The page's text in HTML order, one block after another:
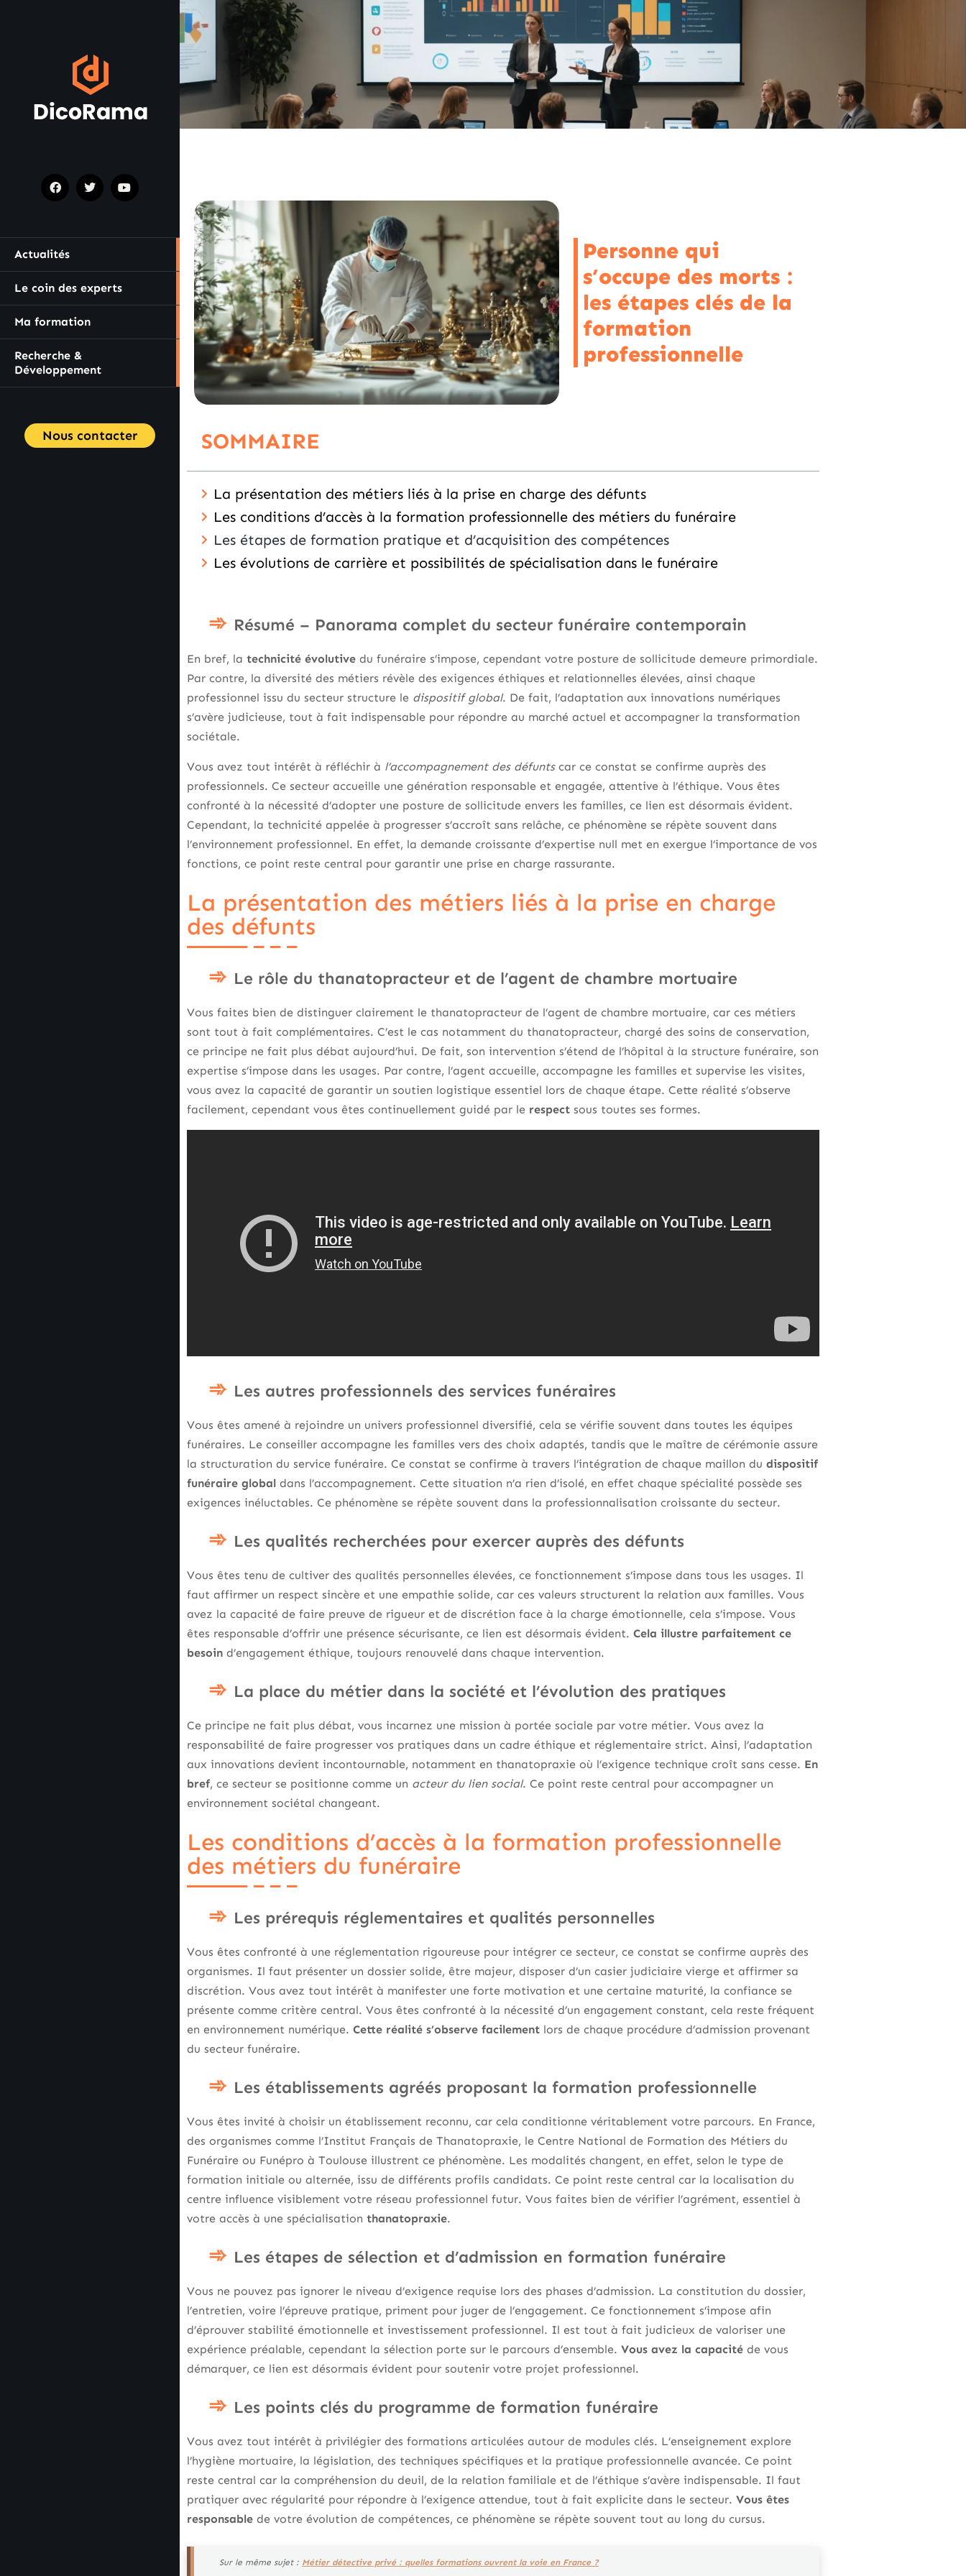
Actualités
Le coin des experts
Ma formation
Recherche &
Développement
Nous contacter
Personne qui
s’occupe des morts :
les étapes clés de la
formation
professionnelle
SOMMAIRE
La présentation des métiers liés à la prise en charge des défunts
Les conditions d’accès à la formation professionnelle des métiers du funéraire
Les étapes de formation pratique et d’acquisition des compétences
Les évolutions de carrière et possibilités de spécialisation dans le funéraire
Résumé – Panorama complet du secteur funéraire contemporain
En bref, la technicité évolutive du funéraire s’impose, cependant votre posture de sollicitude demeure primordiale.
Par contre, la diversité des métiers révèle des exigences éthiques et relationnelles élevées, ainsi chaque
professionnel issu du secteur structure le dispositif global. De fait, l’adaptation aux innovations numériques
s’avère judicieuse, tout à fait indispensable pour répondre au marché actuel et accompagner la transformation
sociétale.
Vous avez tout intérêt à réfléchir à l’accompagnement des défuntscar ce constat se confirme auprès des
professionnels. Ce secteur accueille une génération responsable et engagée, attentive à l’éthique. Vous êtes
confronté à la nécessité d’adopter une posture de sollicitude envers les familles, ce lien est désormais évident.
Cependant, la technicité appelée à progresser s’accroît sans relâche, ce phénomène se répète souvent dans
l’environnement professionnel. En effet, la demande croissante d’expertise null met en exergue l’importance de vos
fonctions, ce point reste central pour garantir une prise en charge rassurante.
La présentation des métiers liés à la prise en charge
des défunts
Le rôle du thanatopracteur et de l’agent de chambre mortuaire
Vous faites bien de distinguer clairement le thanatopracteur de l’agent de chambre mortuaire, car ces métiers
sont tout à fait complémentaires. C’est le cas notamment du thanatopracteur, chargé des soins de conservation,
ce principe ne fait plus débat aujourd’hui. De fait, son intervention s’étend de l’hôpital à la structure funéraire, son
expertise s’impose dans les usages. Par contre, l’agent accueille, accompagne les familles et supervise les visites,
vous avez la capacité de garantir un soutien logistique essentiel lors de chaque étape. Cette réalité s’observe
facilement, cependant vous êtes continuellement guidé par le respect sous toutes ses formes.
Les autres professionnels des services funéraires
Vous êtes amené à rejoindre un univers professionnel diversifié, cela se vérifie souvent dans toutes les équipes
funéraires. Le conseiller accompagne les familles vers des choix adaptés, tandis que le maître de cérémonie assure
la structuration du service funéraire. Ce constat se confirme à travers l’intégration de chaque maillon du dispositif
funéraire global dans l’accompagnement. Cette situation n’a rien d’isolé, en effet chaque spécialité possède ses
exigences inéluctables. Ce phénomène se répète souvent dans la professionnalisation croissante du secteur.
Les qualités recherchées pour exercer auprès des défunts
Vous êtes tenu de cultiver des qualités personnelles élevées, ce fonctionnement s’impose dans tous les usages. Il
faut affirmer un respect sincère et une empathie solide, car ces valeurs structurent la relation aux familles. Vous
avez la capacité de faire preuve de rigueur et de discrétion face à la charge émotionnelle, cela s’impose. Vous
êtes responsable d’offrir une présence sécurisante, ce lien est désormais évident. Cela illustre parfaitement ce
besoin d’engagement éthique, toujours renouvelé dans chaque intervention.
La place du métier dans la société et l’évolution des pratiques
Ce principe ne fait plus débat, vous incarnez une mission à portée sociale par votre métier. Vous avez la
responsabilité de faire progresser vos pratiques dans un cadre éthique et réglementaire strict. Ainsi, l’adaptation
aux innovations devient incontournable, notamment en thanatopraxie où l’exigence technique croît sans cesse. En
bref, ce secteur se positionne comme un acteur du lien social. Ce point reste central pour accompagner un
environnement sociétal changeant.
Les conditions d’accès à la formation professionnelle
des métiers du funéraire
Les prérequis réglementaires et qualités personnelles
Vous êtes confronté à une réglementation rigoureuse pour intégrer ce secteur, ce constat se confirme auprès des
organismes. Il faut présenter un dossier solide, être majeur, disposer d’un casier judiciaire vierge et affirmer sa
discrétion. Vous avez tout intérêt à manifester une forte motivation et une certaine maturité, la confiance se
présente comme critère central. Vous êtes confronté à la nécessité d’un engagement constant, cela reste fréquent
en environnement numérique. Cette réalité s’observe facilement lors de chaque procédure d’admission provenant
du secteur funéraire.
Les établissements agréés proposant la formation professionnelle
Vous êtes invité à choisir un établissement reconnu, car cela conditionne véritablement votre parcours. En France,
des organismes comme l’Institut Français de Thanatopraxie, le Centre National de Formation des Métiers du
Funéraire ou Funépro à Toulouse illustrent ce phénomène. Les modalités changent, en effet, selon le type de
formation initiale ou alternée, issu de différents profils candidats. Ce point reste central car la localisation du
centre influence visiblement votre réseau professionnel futur. Vous faites bien de vérifier l’agrément, essentiel à
votre accès à une spécialisation thanatopraxie.
Les étapes de sélection et d’admission en formation funéraire
Vous ne pouvez pas ignorer le niveau d’exigence requise lors des phases d’admission. La constitution du dossier,
l’entretien, voire l’épreuve pratique, priment pour juger de l’engagement. Ce fonctionnement s’impose afin
d’éprouver stabilité émotionnelle et investissement professionnel. Il est tout à fait judicieux de valoriser une
expérience préalable, cependant la sélection porte sur le parcours d’ensemble. Vous avez la capacité de vous
démarquer, ce lien est désormais évident pour soutenir votre projet professionnel.
Les points clés du programme de formation funéraire
Vous avez tout intérêt à privilégier des formations articulées autour de modules clés. L’enseignement explore
l’hygiène mortuaire, la législation, des techniques spécifiques et la pratique professionnelle avancée. Ce point
reste central car la compréhension du deuil, de la relation familiale et de l’éthique s’avère indispensable. Il faut
pratiquer avec régularité pour répondre à l’exigence attendue, tout à fait explicite dans le secteur. Vous êtes
responsable de votre évolution de compétences, ce phénomène se répète souvent tout au long du cursus.
Sur le même sujet : Métier détective privé : quelles formations ouvrent la voie en France ?